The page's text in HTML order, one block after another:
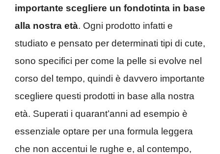
importante scegliere un fondotinta in base
alla nostra età. Ogni prodotto infatti e
studiato e pensato per determinati tipi di cute,
sono specifici per come la pelle si evolve nel
corso del tempo, quindi è davvero importante
scegliere questi prodotti in base alla nostra
età. Superati i quarant’anni ad esempio è
essenziale optare per una formula leggera
che non accentui le rughe e, al contempo,